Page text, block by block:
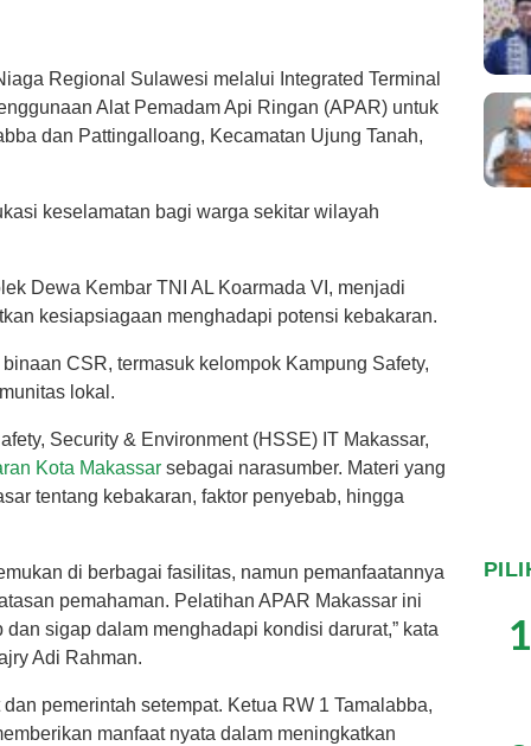
Regional Sulawesi melalui Integrated Terminal
Alat Pemadam Api Ringan (APAR) untuk
dan Pattingalloang, Kecamatan Ujung Tanah,
keselamatan bagi warga sekitar wilayah
Dewa Kembar TNI AL Koarmada VI, menjadi
kesiapsiagaan menghadapi potensi kebakaran.
CSR, termasuk kelompok Kampung Safety,
lokal.
Security & Environment (HSSE) IT Makassar,
Kota Makassar sebagai narasumber. Materi yang
tentang kebakaran, faktor penyebab, hingga
di berbagai fasilitas, namun pemanfaatannya
pemahaman. Pelatihan APAR Makassar ini
sigap dalam menghadapi kondisi darurat,” kata
Adi Rahman.
pemerintah setempat. Ketua RW 1 Tamalabba,
manfaat nyata dalam meningkatkan
1